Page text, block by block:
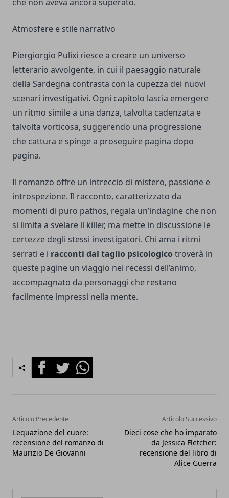
Atmosfere e stile narrativo
Piergiorgio Pulixi riesce a creare un universo
letterario avvolgente, in cui il paesaggio naturale
della Sardegna contrasta con la cupezza dei nuovi
scenari investigativi. Ogni capitolo lascia emergere
un ritmo simile a una danza, talvolta cadenzata e
talvolta vorticosa, suggerendo una progressione
che cattura e spinge a proseguire pagina dopo
pagina.
Il romanzo offre un intreccio di mistero, passione e
introspezione. Il racconto, caratterizzato da
momenti di puro pathos, regala un’indagine che non
si limita a svelare il killer, ma mette in discussione le
certezze degli stessi investigatori. Chi ama i ritmi
serrati e i racconti dal taglio psicologico troverà in
queste pagine un viaggio nei recessi dell’animo,
accompagnato da personaggi che restano
facilmente impressi nella mente.
FacebookTwitterWhatsapp
Articolo Precedente
L'equazione del cuore:
recensione del romanzo di
Maurizio De Giovanni
Articolo Successivo
Dieci cose che ho imparato
da Jessica Fletcher:
recensione del libro di
Alice Guerra